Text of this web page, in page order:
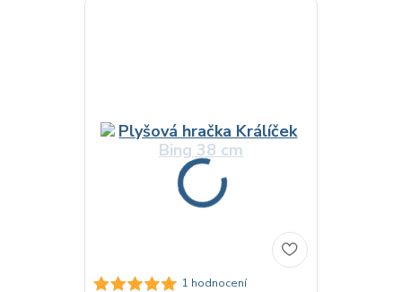
1 hodnocení